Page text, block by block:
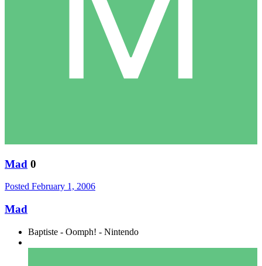
Mad 0
Posted February 1, 2006
Mad
Baptiste - Oomph! - Nintendo